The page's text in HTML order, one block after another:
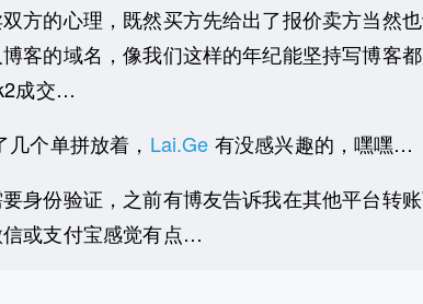
方的心理，既然买方先给出了报价卖方当然
客的域名，像我们这样的年纪能坚持写博客
成交…
个单拼放着， Lai.Ge 有没感兴趣的，嘿嘿…
份验证，之前有博友告诉我在其他平台转
或支付宝感觉有点…